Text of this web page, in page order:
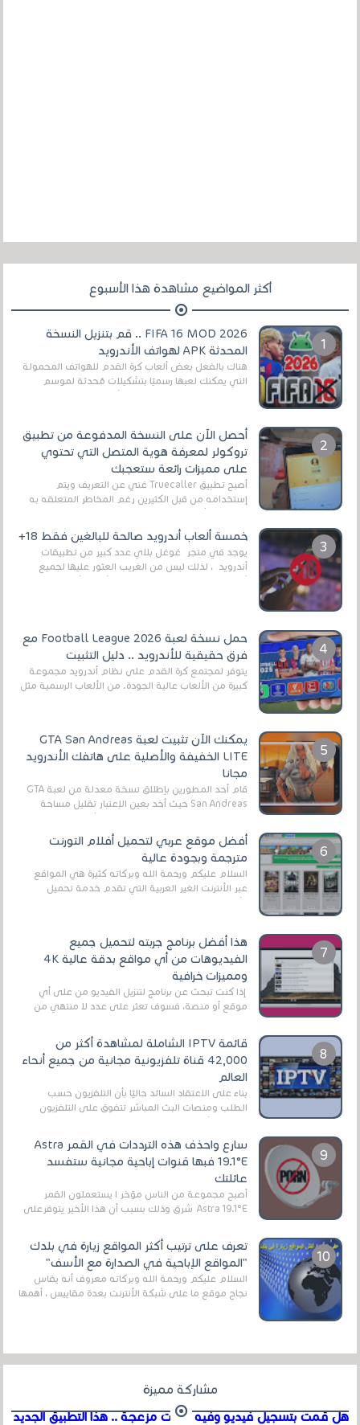
أكثر المواضيع مشاهدة هذا الأسبوع
FIFA 16 MOD 2026 .. قم بتنزيل النسخة
المحدثة APK لهواتف الأندرويد
هناك بالفعل بعض ألعاب كرة القدم للهواتف المحمولة
التي يمكنك لعبها رسميًا بتشكيلات مُحدثة لموسم
أحصل الآن على النسخة المدفوعة من تطبيق
تروكولر لمعرفة هوية المتصل التي تحتوي
على مميزات رائعة ستعجبك
أصبح تطبيق Truecaller غني عن التعريف ويتم
إستخدامه من قبل الكثيرين رغم المخاطر المتعلقه به
خمسة ألعاب أندرويد صالحة للبالغين فقط 18+
يوجد في متجر غوغل بلاي عدد كبير من تطبيقات
أندرويد ، لذلك ليس من الغريب العثور عليها لجميع
حمل نسخة لعبة Football League 2026 مع
فرق حقيقية للأندرويد .. دليل التثبيت
يتوفر لمجتمع كرة القدم على نظام أندرويد مجموعة
كبيرة من الألعاب عالية الجودة. من الألعاب الرسمية مثل
يمكنك الآن تثبيت لعبة GTA San Andreas
LITE الخفيفة والأصلية على هاتفك الأندرويد
مجانا
قام أحد المطورين بإطلاق نسخة معدلة من لعبة GTA
San Andreas حيث أخد بعين الإعتبار تقليل مساحة
أفضل موقع عربي لتحميل أفلام التورنت
مترجمة وبجودة عالية
السلام عليكم ورحمة الله وبركاته كثيرة هي المواقع
عبر الأنترنت الغير العربية التي تقدم خدمة تحميل
الأفلام على التورنت ، ومعظم هذه المواقع ل...
هذا أفضل برنامج جربته لتحميل جميع
الفيديوهات من أي مواقع بدقة عالية 4K
ومميزات خرافية
إذا كنت تبحث عن برنامج لتنزيل الفيديو من على أي
موقع أو منصة، فسوف تعثر على عدد لا منتهي من
قائمة IPTV الشاملة لمشاهدة أكثر من
42,000 قناة تلفزيونية مجانية من جميع أنحاء
العالم
بناءً على الاعتقاد السائد حاليًا بأن التلفزيون حسب
الطلب ومنصات البث المباشر تتفوق على التلفزيون
الرقمي الأرضي التقليدي، يُعدّ IPTV-org خيار...
سارع واحذف هذه الترددات في القمر Astra
19.1°E فبها قنوات إباحية مجانية ستفسد
عائلتك
أصبح مجموعة من الناس مؤخر ا يستعملون القمر
Astra 19.1°E شرق وذلك بسبب أن هذا الأخير يتوفرعلى
تعرف على ترتيب أكثر المواقع زيارة في بلدك
"المواقع الإباحية في الصدارة مع الأسف"
السلام عليكم ورحمة الله وبركاته معروف أنه يقاس
نجاح موقع ما على شبكة الأنترنت بعدة مقاييس ، أهمها
مشاركة مميزة
هل قمت بتسجيل فيديو وفيه أصوت مزعجة .. هذا التطبيق الجديد